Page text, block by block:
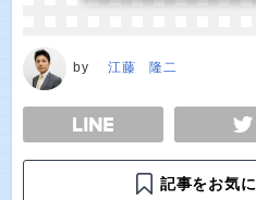
by 江藤 隆二
TWEET
記事をお気